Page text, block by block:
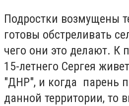
Подростки возмущены
готовы обстреливать
чего они это делают. К
15-летнего Сергея
"ДНР", и когда парень
данной территории, то